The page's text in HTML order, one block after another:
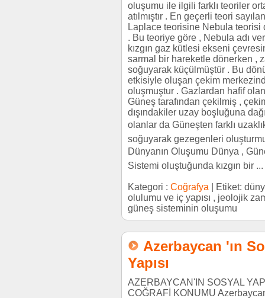
oluşumu ile ilgili farklı teoriler
atılmıştır . En geçerli teori
Laplace teorisine Nebula teorisi
. Bu teoriye göre , Nebula adı
kızgın gaz kütlesi ekseni
sarmal bir hareketle dönerken ,
soğuyarak küçülmüştür . Bu
etkisiyle oluşan çekim
oluşmuştur . Gazlardan hafif
Güneş tarafından çekilmiş ,
dışındakiler uzay boşluğuna
olanlar da Güneşten farklı
soğuyarak gezegenleri
Dünyanın Oluşumu Dünya ,
Sistemi oluştuğunda kızgın bir ...
Kategori : Coğrafya | Etiket:
olulumu ve iç yapısı , jeolojik
güneş sisteminin oluşumu
Azerbaycan 'ın
Yapısı
AZERBAYCAN'IN SOSYAL
COĞRAFİ KONUMU